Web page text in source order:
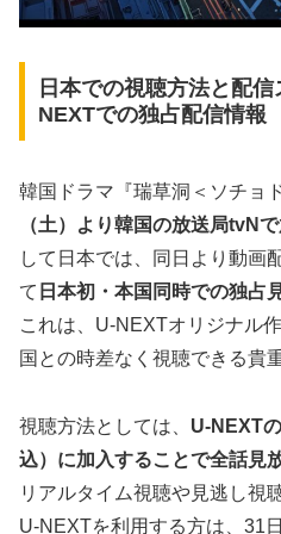
日本での視聴方法と配
NEXTでの独占配信情報
韓国ドラマ『瑞草洞＜ソチョ
（土）より韓国の放送局tvN
して日本では、同日より動画
て 日本初・本国同時での独占
これは、U-NEXTオリジナル
国との時差なく視聴できる貴
視聴方法としては、 U-NEXT
込）に加入することで全話見
リアルタイム視聴や見逃し視
U-NEXTを利用する方は、31